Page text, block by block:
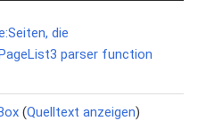
die
parser function
(Quelltext anzeigen)